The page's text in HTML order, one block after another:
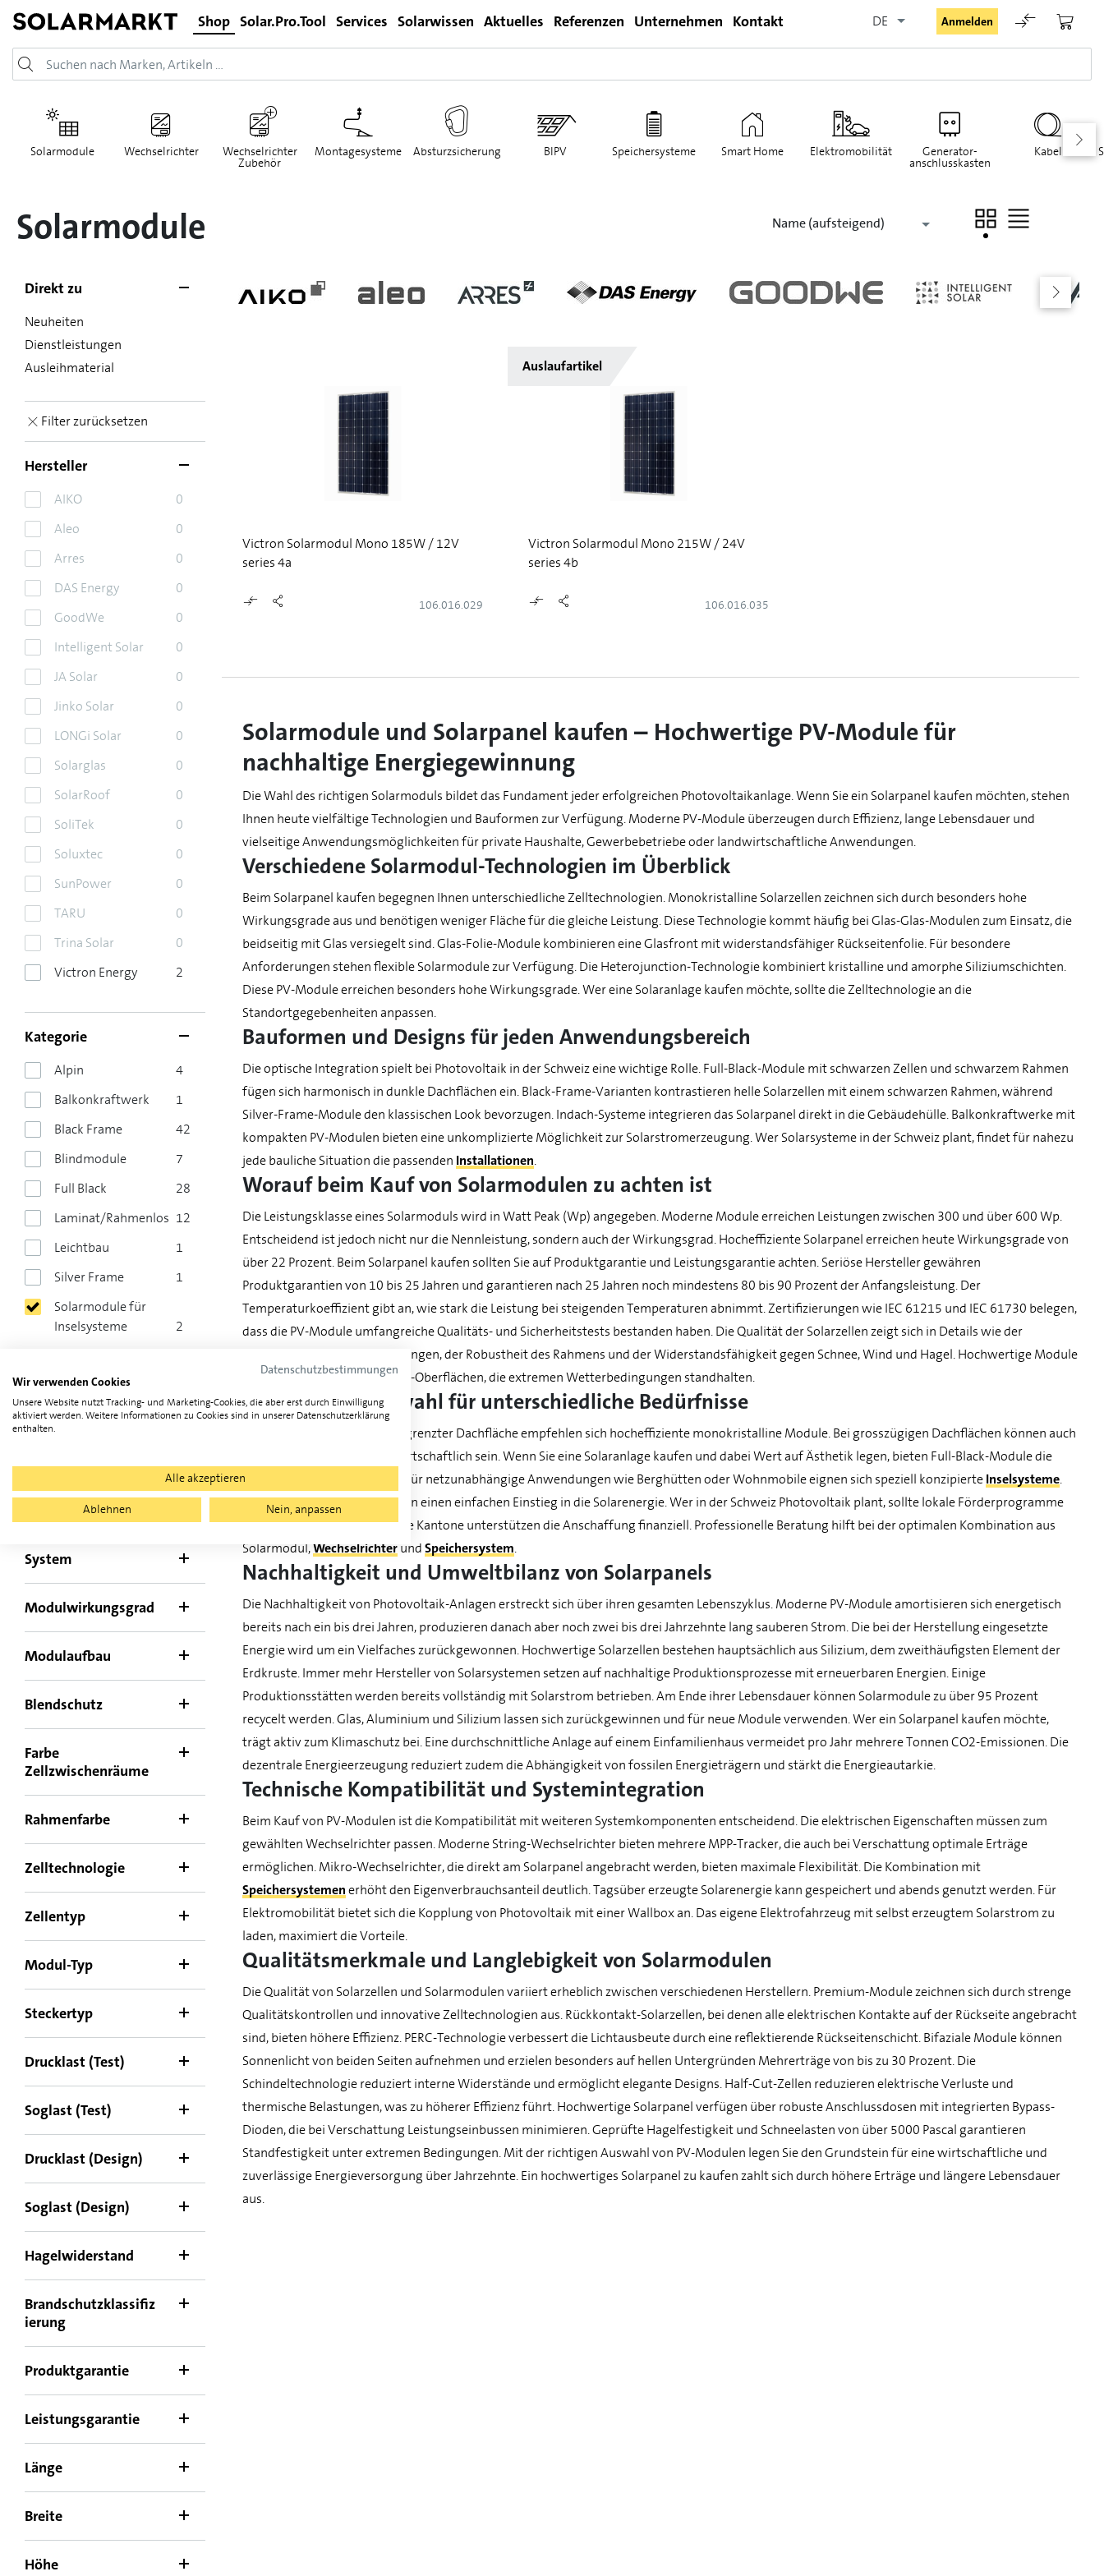
Shop Solar.Pro.Tool Services Solarwissen Aktuelles Referenzen Unternehmen Kontakt DE Anmelden
Login
Passwort vergessen
Solarmodule Wechselrichter Wechselrichter
Zubehör
Montagesysteme Absturzsicherung BIPV Speichersysteme Smart Home Elektromobilität Generator-
anschlusskasten
Kabel
Solarmodule Name (aufsteigend)
Direkt zu
Neuheiten
Dienstleistungen
Ausleihmaterial
Filter zurücksetzen
Hersteller
AIKO
0
Aleo
0
Arres
0
DAS Energy
0
GoodWe
0
Intelligent Solar
0
JA Solar
0
Jinko Solar
0
LONGi Solar
0
Solarglas
0
SolarRoof
0
SoliTek
0
Soluxtec
0
SunPower
0
TARU
0
Trina Solar
0
Victron Energy
2
Kategorie
Alpin
4
Balkonkraftwerk
1
Black Frame
42
Blindmodule
7
Full Black
28
Laminat/Rahmenlos 12
Leichtbau
1
Silver Frame
1
Solarmodule für
Inselsysteme
2
Leistung
bis
System
Modulwirkungsgrad
Modulaufbau
Blendschutz
Farbe
Zellzwischenräume
Rahmenfarbe
Zelltechnologie
Zellentyp
Modul-Typ
Steckertyp
Drucklast (Test)
Soglast (Test)
Drucklast (Design)
Soglast (Design)
Hagelwiderstand
Brandschutzklassifiz
ierung
Produktgarantie
Leistungsgarantie
Länge
Breite
Höhe
Victron Solarmodul Mono 185W / 12V
series 4a
106.016.029
Auslaufartikel
Victron Solarmodul Mono 215W / 24V
series 4b
106.016.035
Solarmodule und Solarpanel kaufen – Hochwertige PV-Module für
nachhaltige Energiegewinnung
Die Wahl des richtigen Solarmoduls bildet das Fundament jeder erfolgreichen Photovoltaikanlage. Wenn Sie ein Solarpanel kaufen möchten, stehen
Ihnen heute vielfältige Technologien und Bauformen zur Verfügung. Moderne PV-Module überzeugen durch Effizienz, lange Lebensdauer und
vielseitige Anwendungsmöglichkeiten für private Haushalte, Gewerbebetriebe oder landwirtschaftliche Anwendungen.
Verschiedene Solarmodul-Technologien im Überblick
Beim Solarpanel kaufen begegnen Ihnen unterschiedliche Zelltechnologien. Monokristalline Solarzellen zeichnen sich durch besonders hohe
Wirkungsgrade aus und benötigen weniger Fläche für die gleiche Leistung. Diese Technologie kommt häufig bei Glas-Glas-Modulen zum Einsatz, die
beidseitig mit Glas versiegelt sind. Glas-Folie-Module kombinieren eine Glasfront mit widerstandsfähiger Rückseitenfolie. Für besondere
Anforderungen stehen flexible Solarmodule zur Verfügung. Die Heterojunction-Technologie kombiniert kristalline und amorphe Siliziumschichten.
Diese PV-Module erreichen besonders hohe Wirkungsgrade. Wer eine Solaranlage kaufen möchte, sollte die Zelltechnologie an die
Standortgegebenheiten anpassen.
Bauformen und Designs für jeden Anwendungsbereich
Die optische Integration spielt bei Photovoltaik in der Schweiz eine wichtige Rolle. Full-Black-Module mit schwarzen Zellen und schwarzem Rahmen
fügen sich harmonisch in dunkle Dachflächen ein. Black-Frame-Varianten kontrastieren helle Solarzellen mit einem schwarzen Rahmen, während
Silver-Frame-Module den klassischen Look bevorzugen. Indach-Systeme integrieren das Solarpanel direkt in die Gebäudehülle. Balkonkraftwerke mit
kompakten PV-Modulen bieten eine unkomplizierte Möglichkeit zur Solarstromerzeugung. Wer Solarsysteme in der Schweiz plant, findet für nahezu
jede bauliche Situation die passenden Installationen.
Worauf beim Kauf von Solarmodulen zu achten ist
Die Leistungsklasse eines Solarmoduls wird in Watt Peak (Wp) angegeben. Moderne Module erreichen Leistungen zwischen 300 und über 600 Wp.
Entscheidend ist jedoch nicht nur die Nennleistung, sondern auch der Wirkungsgrad. Hocheffiziente Solarpanel erreichen heute Wirkungsgrade von
über 22 Prozent. Beim Solarpanel kaufen sollten Sie auf Produktgarantie und Leistungsgarantie achten. Seriöse Hersteller gewähren
Produktgarantien von 10 bis 25 Jahren und garantieren nach 25 Jahren noch mindestens 80 bis 90 Prozent der Anfangsleistung. Der
Temperaturkoeffizient gibt an, wie stark die Leistung bei steigenden Temperaturen abnimmt. Zertifizierungen wie IEC 61215 und IEC 61730 belegen,
dass die PV-Module umfangreiche Qualitäts- und Sicherheitstests bestanden haben. Die Qualität der Solarzellen zeigt sich in Details wie der
Verarbeitung der Lötverbindungen, der Robustheit des Rahmens und der Widerstandsfähigkeit gegen Schnee, Wind und Hagel. Hochwertige Module
verfügen über verstärkte Glas-Oberflächen, die extremen Wetterbedingungen standhalten.
Optimale Modulwahl für unterschiedliche Bedürfnisse
Für Einfamilienhäuser mit begrenzter Dachfläche empfehlen sich hocheffiziente monokristalline Module. Bei grosszügigen Dachflächen können auch
kosteneffizientere Module wirtschaftlich sein. Wenn Sie eine Solaranlage kaufen und dabei Wert auf Ästhetik legen, bieten Full-Black-Module die
ansprechendste Integration. Für netzunabhängige Anwendungen wie Berghütten oder Wohnmobile eignen sich speziell konzipierteInselsysteme.
Balkonkraftwerke ermöglichen einen einfachen Einstieg in die Solarenergie. Wer in der Schweiz Photovoltaik plant, sollte lokale Förderprogramme
berücksichtigen. Verschiedene Kantone unterstützen die Anschaffung finanziell. Professionelle Beratung hilft bei der optimalen Kombination aus
Solarmodul,WechselrichterundSpeichersystem.
Nachhaltigkeit und Umweltbilanz von Solarpanels
Die Nachhaltigkeit von Photovoltaik-Anlagen erstreckt sich über ihren gesamten Lebenszyklus. Moderne PV-Module amortisieren sich energetisch
bereits nach ein bis drei Jahren, produzieren danach aber noch zwei bis drei Jahrzehnte lang sauberen Strom. Die bei der Herstellung eingesetzte
Energie wird um ein Vielfaches zurückgewonnen. Hochwertige Solarzellen bestehen hauptsächlich aus Silizium, dem zweithäufigsten Element der
Erdkruste. Immer mehr Hersteller von Solarsystemen setzen auf nachhaltige Produktionsprozesse mit erneuerbaren Energien. Einige
Produktionsstätten werden bereits vollständig mit Solarstrom betrieben. Am Ende ihrer Lebensdauer können Solarmodule zu über 95 Prozent
recycelt werden. Glas, Aluminium und Silizium lassen sich zurückgewinnen und für neue Module verwenden. Wer ein Solarpanel kaufen möchte,
trägt aktiv zum Klimaschutz bei. Eine durchschnittliche Anlage auf einem Einfamilienhaus vermeidet pro Jahr mehrere Tonnen CO2-Emissionen. Die
dezentrale Energieerzeugung reduziert zudem die Abhängigkeit von fossilen Energieträgern und stärkt die Energieautarkie.
Technische Kompatibilität und Systemintegration
Beim Kauf von PV-Modulen ist die Kompatibilität mit weiteren Systemkomponenten entscheidend. Die elektrischen Eigenschaften müssen zum
gewählten Wechselrichter passen. Moderne String-Wechselrichter bieten mehrere MPP-Tracker, die auch bei Verschattung optimale Erträge
ermöglichen. Mikro-Wechselrichter, die direkt am Solarpanel angebracht werden, bieten maximale Flexibilität. Die Kombination mit
Speichersystemenerhöht den Eigenverbrauchsanteil deutlich. Tagsüber erzeugte Solarenergie kann gespeichert und abends genutzt werden. Für
Elektromobilität bietet sich die Kopplung von Photovoltaik mit einer Wallbox an. Das eigene Elektrofahrzeug mit selbst erzeugtem Solarstrom zu
laden, maximiert die Vorteile.
Qualitätsmerkmale und Langlebigkeit von Solarmodulen
Die Qualität von Solarzellen und Solarmodulen variiert erheblich zwischen verschiedenen Herstellern. Premium-Module zeichnen sich durch strenge
Qualitätskontrollen und innovative Zelltechnologien aus. Rückkontakt-Solarzellen, bei denen alle elektrischen Kontakte auf der Rückseite angebracht
sind, bieten höhere Effizienz. PERC-Technologie verbessert die Lichtausbeute durch eine reflektierende Rückseitenschicht. Bifaziale Module können
Sonnenlicht von beiden Seiten aufnehmen und erzielen besonders auf hellen Untergründen Mehrerträge von bis zu 30 Prozent. Die
Schindeltechnologie reduziert interne Widerstände und ermöglicht elegante Designs. Half-Cut-Zellen reduzieren elektrische Verluste und
thermische Belastungen, was zu höherer Effizienz führt. Hochwertige Solarpanel verfügen über robuste Anschlussdosen mit integrierten Bypass-
Dioden, die bei Verschattung Leistungseinbussen minimieren. Geprüfte Hagelfestigkeit und Schneelasten von über 5000 Pascal garantieren
Standfestigkeit unter extremen Bedingungen. Mit der richtigen Auswahl von PV-Modulen legen Sie den Grundstein für eine wirtschaftliche und
zuverlässige Energieversorgung über Jahrzehnte. Ein hochwertiges Solarpanel zu kaufen zahlt sich durch höhere Erträge und längere Lebensdauer
aus.
Datenschutzbestimmungen
Wir verwenden Cookies
Unsere Website nutzt Tracking- und Marketing-Cookies, die aber erst durch Einwilligung
aktiviert werden. Weitere Informationen zu Cookies sind in unserer Datenschutzerklärung
enthalten.
Alle akzeptieren
Ablehnen
Nein, anpassen